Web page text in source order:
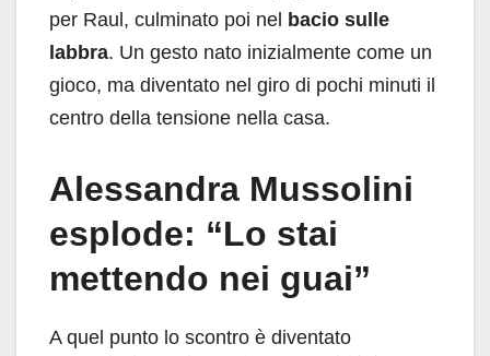
per Raul, culminato poi nel bacio sulle
labbra. Un gesto nato inizialmente come un
gioco, ma diventato nel giro di pochi minuti il
centro della tensione nella casa.
Alessandra Mussolini
esplode: “Lo stai
mettendo nei guai”
A quel punto lo scontro è diventato